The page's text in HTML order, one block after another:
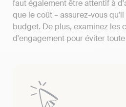
faut également être attentif à
que le coût – assurez-vous
budget. De plus, examinez les
d'engagement pour éviter